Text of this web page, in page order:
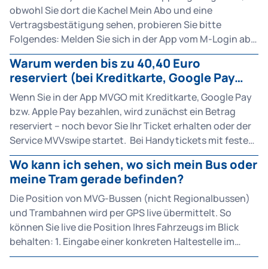
obwohl Sie dort die Kachel Mein Abo und eine
Vertragsbestätigung sehen, probieren Sie bitte
Folgendes: Melden Sie sich in der App vom M-Login ab.
Schließen Sie die App vollständig. Aktualisieren Sie die
App, falls ein Update verfügbar ist. Starten Sie die App
neu. Prüfen Sie, ob Sie ein gültiges Abo haben und der
M-Login aktiviert ist. Melden Sie sich mit dem M-Login
an, mit dem Ihr Abo verknüpft ist. Falls das nicht
funktioniert, überprüfen Sie im MVG-Kundenportal
unter Vertragsverwaltung, ob Sie Ihr Abo als
Handyticket konfiguriert haben.
Warum werden bis zu 40,40 Euro
reserviert (bei Kreditkarte, Google Pay
und Apple Pay)?
Wenn Sie in der App MVGO mit Kreditkarte, Google Pay
bzw. Apple Pay bezahlen, wird zunächst ein Betrag
reserviert – noch bevor Sie Ihr Ticket erhalten oder der
Service MVVswipe startet. Bei Handytickets mit festem
Preis, zum Beispiel einer Tageskarte für die Zone M, wird
genau dieser Betrag reserviert und anschließend
abgebucht. Bei Services mit flexiblem Preis, wie
MVVswipe, wird zunächst ein Maximalbetrag in Höhe
von 40,40 Euro reserviert. Dieser entspricht dem Preis
für ein Partner-Tagesticket für den gesamten MVV-
Raum. Tatsächlich zahlen Sie aber nur den Betrag, der
Ihren Fahrten entspricht – meist deutlich weniger. Denn
Wo kann ich sehen, wo sich mein Bus oder
meine Tram gerade befinden?
Die Position von MVG-Bussen (nicht Regionalbussen)
und Trambahnen wird per GPS live übermittelt. So
können Sie live die Position Ihres Fahrzeugs im Blick
behalten: 1. Eingabe einer konkreten Haltestelle im
Reiter "Abfahrten" 2. Prüfen, ob die Live-Position